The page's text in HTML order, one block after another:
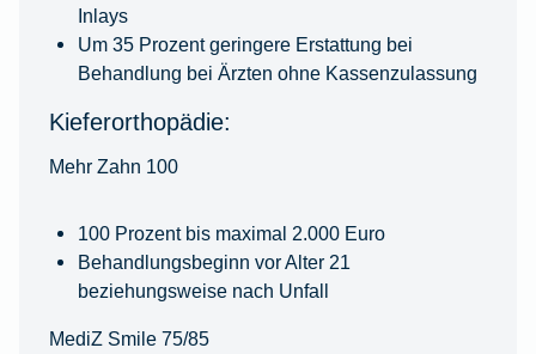
Inlays
Um 35 Prozent geringere Erstattung bei
Behandlung bei Ärzten ohne Kassenzulassung
Kieferorthopädie:
Mehr Zahn 100
100 Prozent bis maximal 2.000 Euro
Behandlungsbeginn vor Alter 21
beziehungsweise nach Unfall
MediZ Smile 75/85